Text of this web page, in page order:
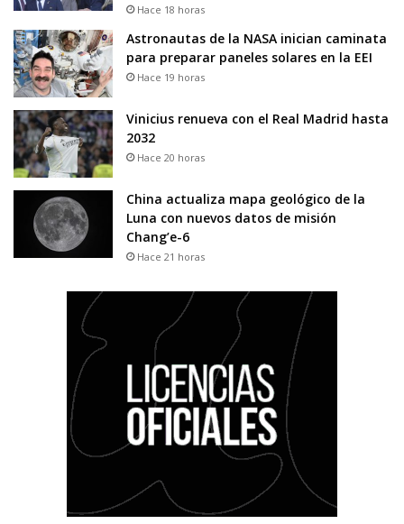
Hace 18 horas
Astronautas de la NASA inician caminata
para preparar paneles solares en la EEI
Hace 19 horas
Vinicius renueva con el Real Madrid hasta
2032
Hace 20 horas
China actualiza mapa geológico de la
Luna con nuevos datos de misión
Chang’e-6
Hace 21 horas